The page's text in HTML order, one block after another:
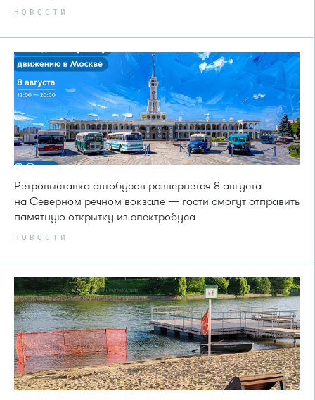
НОВОСТИ
Ретровыставка автобусов развернется 8 августа
на Северном речном вокзале — гости смогут отправить
памятную открытку из электробуса
НОВОСТИ